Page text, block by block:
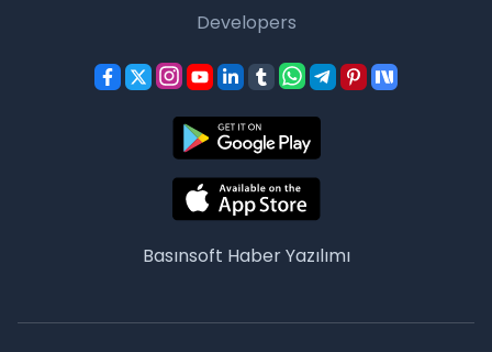
Developers
Basınsoft Haber Yazılımı